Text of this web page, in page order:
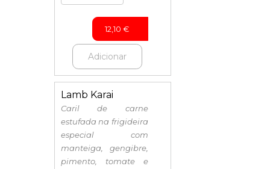
12,10 €
Adicionar
Lamb Karai
Caril de carne
estufada na frigideira
especial com
manteiga, gengibre,
pimento, tomate e